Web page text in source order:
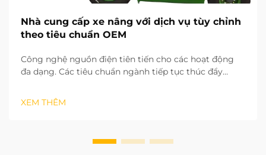
Nhà cung cấp xe nâng với dịch vụ tùy chỉnh
theo tiêu chuẩn OEM
Công nghệ nguồn điện tiên tiến cho các hoạt động
đa dạng. Các tiêu chuẩn ngành tiếp tục thúc đẩy
Xe nâng sử dụng pin lithium được sạc nhanh và
không phát thải, rất phù hợp cho kho hàng kín trong
XEM THÊM